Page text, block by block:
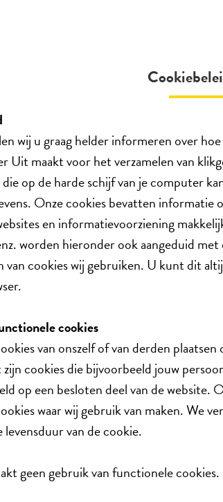
wij u graag helder informeren over
Uit maakt voor het verzamelen van
op de harde schijf van je computer
Onze cookies bevatten
en informatievoorziening
worden hieronder ook aangeduid
van cookies wij gebruiken. U kunt dit
cookies
van onszelf of van derden
cookies die bijvoorbeeld jouw
op een besloten deel van de website.
waar wij gebruik van maken. We
levensduur van de cookie.
geen gebruik van functionele cookies.